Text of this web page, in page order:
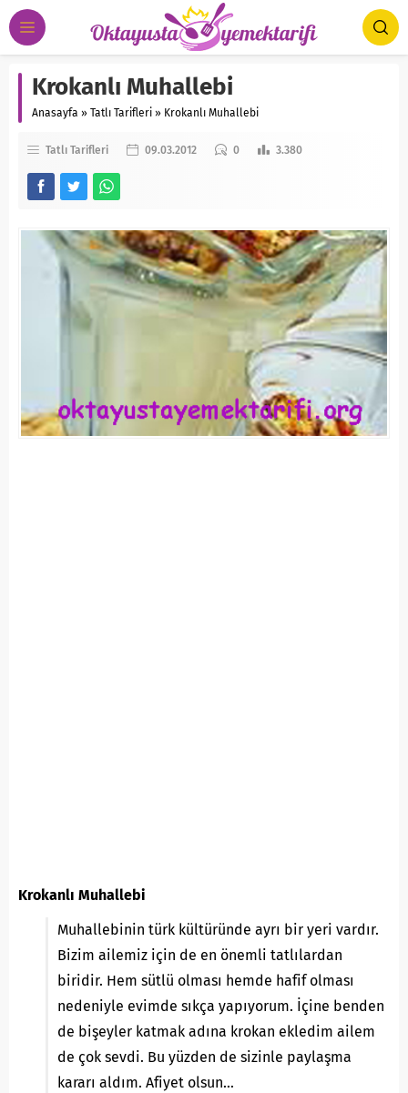
Krokanlı Muhallebi
Anasayfa » Tatlı Tarifleri » Krokanlı Muhallebi
Tatlı Tarifleri 09.03.2012 0 3.380
Krokanlı Muhallebi
Muhallebinin türk kültüründe ayrı bir yeri vardır.
Bizim ailemiz için de en önemli tatlılardan
biridir. Hem sütlü olması hemde hafif olması
nedeniyle evimde sıkça yapıyorum. İçine benden
de bişeyler katmak adına krokan ekledim ailem
de çok sevdi. Bu yüzden de sizinle paylaşma
kararı aldım. Afiyet olsun…